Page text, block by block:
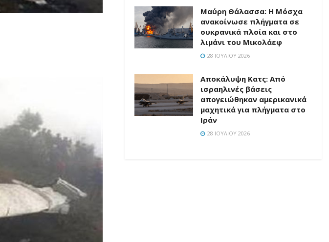
Μαύρη Θάλασσα: Η Μόσχα
ανακοίνωσε πλήγματα σε
ουκρανικά πλοία και στο
λιμάνι του Μικολάεφ
28 ΙΟΥΛΊΟΥ 2026
Αποκάλυψη Κατς: Από
ισραηλινές βάσεις
απογειώθηκαν αμερικανικά
μαχητικά για πλήγματα στο
Ιράν
28 ΙΟΥΛΊΟΥ 2026